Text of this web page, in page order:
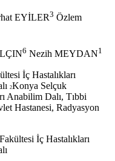
EYİLER3 Özlem
6 Nezih MEYDAN1
İç Hastalıkları
2Konya Selçuk
Anabilim Dalı, Tıbbi
Hastanesi, Radyasyon
İç Hastalıkları